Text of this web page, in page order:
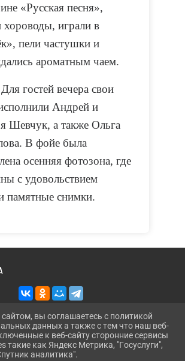
«Русская песня»,
хороводы, играли в
пели частушки и
ароматным чаем.
Для гостей вечера свои
Андрей и
Шевчук, а также Ольга
В фойе была
осенняя фотозона, где
с удовольствием
памятные снимки.
DOSUG.RU
вы соглашаетесь с политикой
данных а также с тем что наш веб-
к веб-сайту сторонние сервисы
такие как Яндекс Метрика, "Госуслуги",
аналитика".